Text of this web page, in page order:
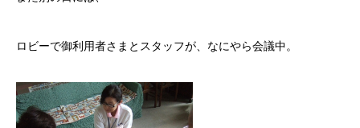
ロビーで御利用者さまとスタッフが、なにやら会議中。